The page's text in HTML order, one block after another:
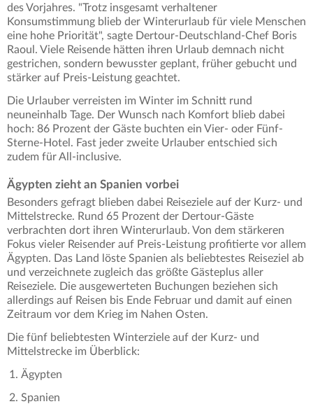
des Vorjahres. "Trotz insgesamt verhaltener
Konsumstimmung blieb der Winterurlaub für viele Menschen
eine hohe Priorität", sagte Dertour-Deutschland-Chef Boris
Raoul. Viele Reisende hätten ihren Urlaub demnach nicht
gestrichen, sondern bewusster geplant, früher gebucht und
stärker auf Preis-Leistung geachtet.
Die Urlauber verreisten im Winter im Schnitt rund
neuneinhalb Tage. Der Wunsch nach Komfort blieb dabei
hoch: 86 Prozent der Gäste buchten ein Vier- oder Fünf-
Sterne-Hotel. Fast jeder zweite Urlauber entschied sich
zudem für All-inclusive.
Ägypten zieht an Spanien vorbei
Besonders gefragt blieben dabei Reiseziele auf der Kurz- und
Mittelstrecke. Rund 65 Prozent der Dertour-Gäste
verbrachten dort ihren Winterurlaub. Von dem stärkeren
Fokus vieler Reisender auf Preis-Leistung profitierte vor allem
Ägypten. Das Land löste Spanien als beliebtestes Reiseziel ab
und verzeichnete zugleich das größte Gästeplus aller
Reiseziele. Die ausgewerteten Buchungen beziehen sich
allerdings auf Reisen bis Ende Februar und damit auf einen
Zeitraum vor dem Krieg im Nahen Osten.
Die fünf beliebtesten Winterziele auf der Kurz- und
Mittelstrecke im Überblick:
Ägypten
Spanien